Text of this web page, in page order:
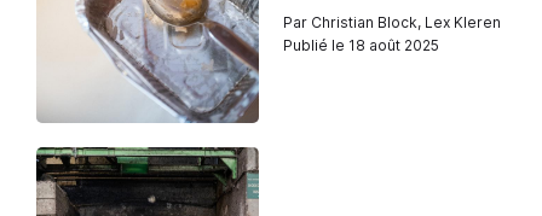
Par Christian Block, Lex Kleren
Publié le 18 août 2025